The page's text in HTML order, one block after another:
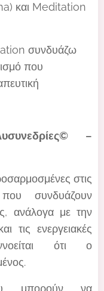
και Meditation
συνδυάζω
που
–
στις
συνδυάζουν
ανάλογα με την
τις ενεργειακές
ότι ο